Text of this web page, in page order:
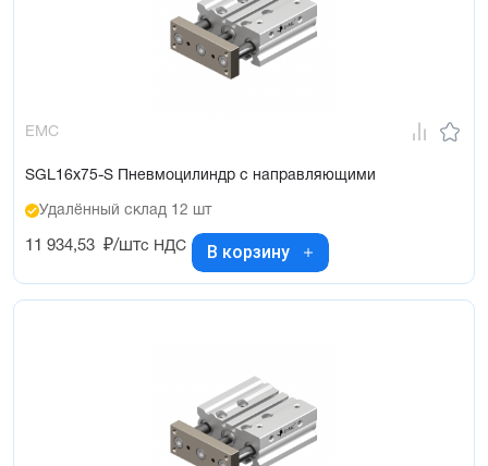
EMC
SGL16x75-S Пневмоцилиндр с направляющими
Удалённый склад 12 шт
11 934,53 ₽/штс НДС В корзину